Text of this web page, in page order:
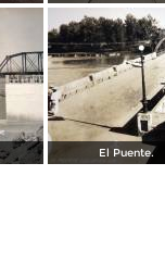
El Puente.